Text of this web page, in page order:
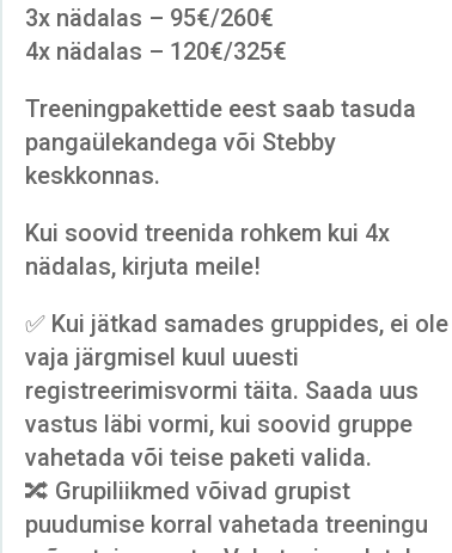
3x nädalas – 95€/260€
4x nädalas – 120€/325€
Treeningpakettide eest saab tasuda
pangaülekandega või Stebby
keskkonnas.
Kui soovid treenida rohkem kui 4x
nädalas, kirjuta meile!
✅ Kui jätkad samades gruppides, ei ole
vaja järgmisel kuul uuesti
registreerimisvormi täita. Saada uus
vastus läbi vormi, kui soovid gruppe
vahetada või teise paketi valida.
🔀 Grupiliikmed võivad grupist
puudumise korral vahetada treeningu